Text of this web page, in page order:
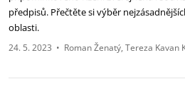
předpisů. Přečtěte si výběr
oblasti.
24. 5. 2023 • Roman Ženatý Tereza Kavan